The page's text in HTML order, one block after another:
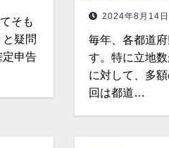
そも
疑問
定申告
2024年8月14日
毎年、各都道
す。特に立地
に対して、多
回は都道…